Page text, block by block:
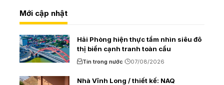
Mới cập nhật
Hải Phòng hiện thực tầm nhìn siêu đô
thị biển cạnh tranh toàn cầu
Tin trong nước 07/08/2026
Nhà Vĩnh Long / thiết kế: NAQ